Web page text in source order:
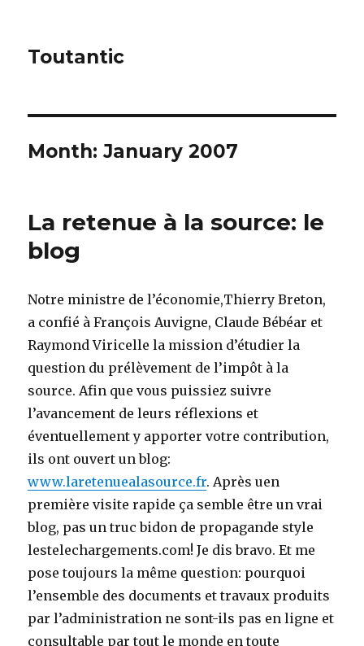
Toutantic
Month:January 2007
La retenue à la source: le
blog
Notre ministre de l’économie,Thierry Breton,
a confié à François Auvigne, Claude Bébéar et
Raymond Viricelle la mission d’étudier la
question du prélèvement de l’impôt à la
source. Afin que vous puissiez suivre
l’avancement de leurs réflexions et
éventuellement y apporter votre contribution,
ils ont ouvert un blog:
www.laretenuealasource.fr. Après uen
première visite rapide ça semble être un vrai
blog, pas un truc bidon de propagande style
lestelechargements.com! Je dis bravo. Et me
pose toujours la même question: pourquoi
l’ensemble des documents et travaux produits
par l’administration ne sont-ils pas en ligne et
consultable par tout le monde en toute